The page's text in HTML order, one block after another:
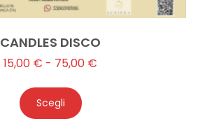
CANDLES DISCO
15,00 € - 75,00 €
Scegli